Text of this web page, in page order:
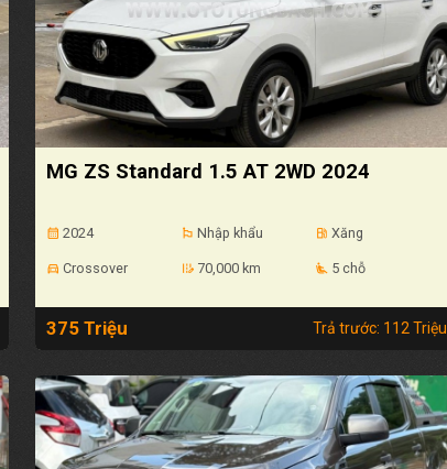
MG ZS Standard 1.5 AT 2WD 2024
calendar_month 2024 emoji_flags Nhập khẩu local_gas_station Xăng
directions_car Crossover edit_road 70,000 km airline_seat_recline_extra 5 chỗ
375 Triệu Trả trước: 112 Triệu